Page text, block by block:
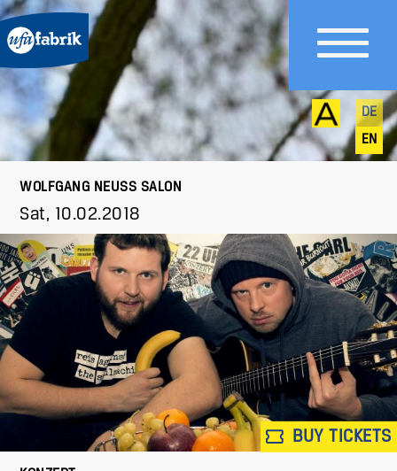
DE
EN
WOLFGANG NEUSS SALON
Sat, 10.02.2018
BUY TICKETS